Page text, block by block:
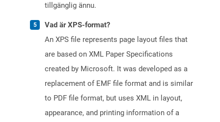
tillgänglig ännu.
Vad är XPS-format?
An XPS file represents page layout files that
are based on XML Paper Specifications
created by Microsoft. It was developed as a
replacement of EMF file format and is similar
to PDF file format, but uses XML in layout,
appearance, and printing information of a